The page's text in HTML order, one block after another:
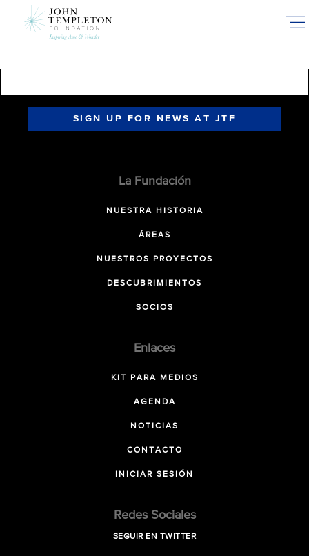
SIGN UP FOR NEWS AT JTF
La Fundación
NUESTRA HISTORIA
ÁREAS
NUESTROS PROYECTOS
DESCUBRIMIENTOS
SOCIOS
Enlaces
KIT PARA MEDIOS
AGENDA
NOTICIAS
CONTACTO
INICIAR SESIÓN
Redes Sociales
SEGUIR EN TWITTER